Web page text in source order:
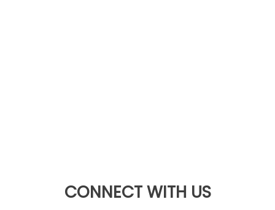
CONNECT WITH US